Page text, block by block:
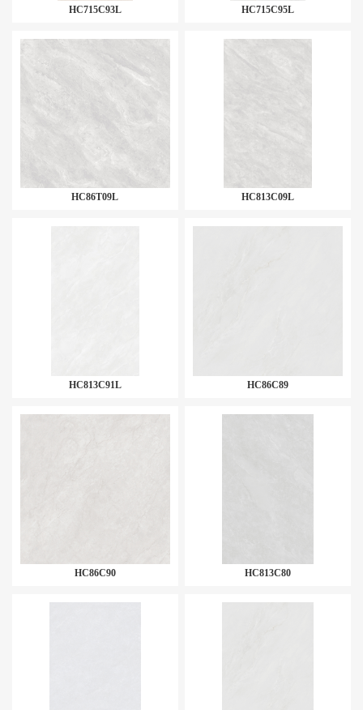
HC715C93L HC715C95L
HC86T09L HC813C09L
HC813C91L HC86C89
HC86C90 HC813C80